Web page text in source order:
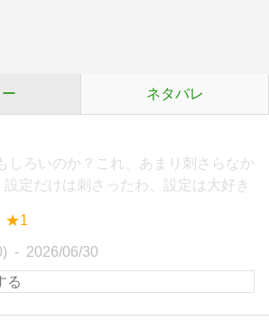
ネタバレ
しろいのか？これ、あまり刺さらなか
設定だけは刺さったわ、設定は大好き
★1
2026/06/30